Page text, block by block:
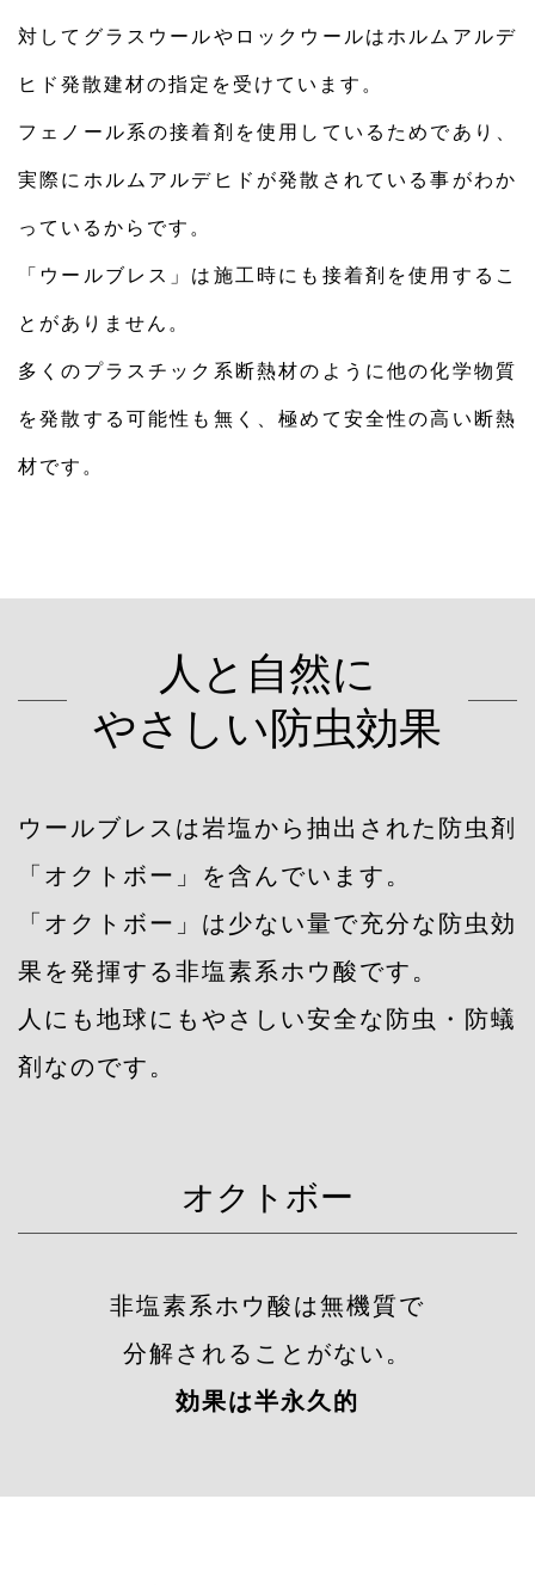
対してグラスウールやロックウールはホルムアルデ
ヒド発散建材の指定を受けています。
フェノール系の接着剤を使用しているためであり、
実際にホルムアルデヒドが発散されている事がわか
っているからです。
「ウールブレス」は施工時にも接着剤を使用するこ
とがありません。
多くのプラスチック系断熱材のように他の化学物質
を発散する可能性も無く、極めて安全性の高い断熱
材です。
人と自然に
やさしい防虫効果
ウールブレスは岩塩から抽出された防虫剤
「オクトボー」を含んでいます。
「オクトボー」は少ない量で充分な防虫効
果を発揮する非塩素系ホウ酸です。
人にも地球にもやさしい安全な防虫・防蟻
剤なのです。
オクトボー
非塩素系ホウ酸は無機質で
分解されることがない。
効果は半永久的